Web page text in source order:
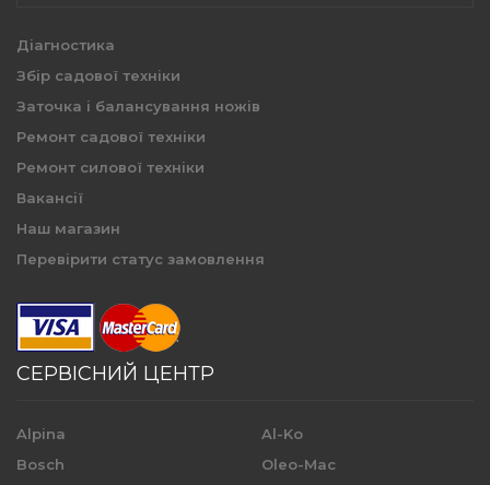
Діагностика
Збір садової техніки
Заточка і балансування ножів
Ремонт садової техніки
Ремонт силової техніки
Вакансії
Наш магазин
Перевірити статус замовлення
СЕРВІСНИЙ ЦЕНТР
Alpina
Bosch
Al-Ko
Oleo-Mac